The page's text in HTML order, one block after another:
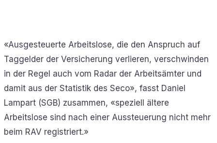
«Ausgesteuerte Arbeitslose, die den Anspruch auf
Taggelder der Versicherung verlieren, verschwinden
in der Regel auch vom Radar der Arbeitsämter und
damit aus der Statistik des Seco», fasst Daniel
Lampart (SGB) zusammen, «speziell ältere
Arbeitslose sind nach einer Aussteuerung nicht mehr
beim RAV registriert.»